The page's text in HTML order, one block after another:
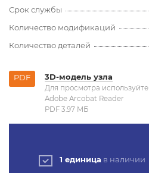
Срок службы
Количество модификаций
Количество деталей
PDF 3D-модель узла
Для просмотра используйте
Adobe Arcobat Reader
PDF 3.97 MБ
1 единица в наличии